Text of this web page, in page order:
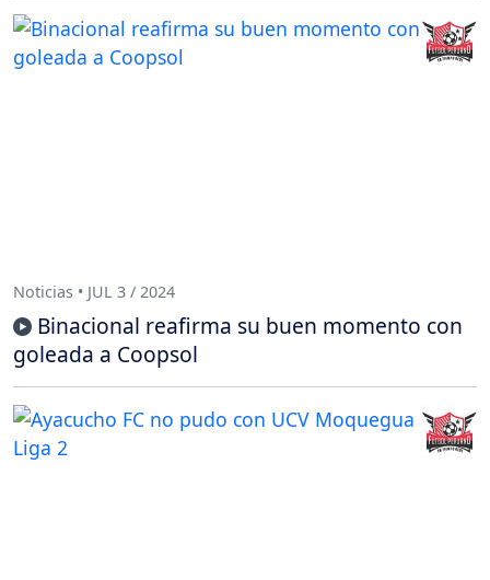
Noticias • JUL 3 / 2024
Binacional reafirma su buen momento con
goleada a Coopsol